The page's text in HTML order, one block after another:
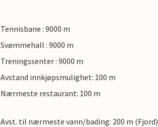
Tennisbane : 9000 m
Svømmehall : 9000 m
Treningssenter : 9000 m
Avstand innkjøpsmulighet: 100 m
Nærmeste restaurant: 100 m
Avst. til nærmeste vann/bading: 200 m (Fjord)